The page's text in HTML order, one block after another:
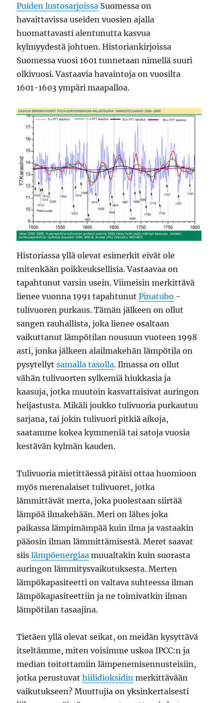
Puiden lustosarjoissa Suomessa on
havaittavissa useiden vuosien ajalla
huomattavasti alentunutta kasvua
kylmyydestä johtuen. Historiankirjoissa
Suomessa vuosi 1601 tunnetaan nimellä suuri
olkivuosi. Vastaavia havaintoja on vuosilta
1601-1603 ympäri maapalloa.
Historiassa yllä olevat esimerkit eivät ole
mitenkään poikkeuksellisia. Vastaavaa on
tapahtunut varsin usein. Viimeisin merkittävä
lienee vuonna 1991 tapahtunutPinatubo -
tulivuoren purkaus. Tämän jälkeen on ollut
sangen rauhallista, joka lienee osaltaan
vaikuttanut lämpötilan nousuun vuoteen 1998
asti, jonka jälkeen alailmakehän lämpötila on
pysytellytsamalla tasolla. Ilmassa on ollut
vähän tulivuorten sylkemiä hiukkasia ja
kaasuja, jotka muutoin kasvattaisivat auringon
heijastusta. Mikäli joukko tulivuoria purkautuu
sarjana, tai jokin tulivuori pitkiä aikoja,
saatamme kokea kymmeniä tai satoja vuosia
kestävän kylmän kauden.
Tulivuoria mietittäessä pitäisi ottaa huomioon
myös merenalaiset tulivuoret, jotka
lämmittävät merta, joka puolestaan siirtää
lämpöä ilmakehään. Meri on lähes joka
paikassa lämpimämpää kuin ilma ja vastaakin
pääosin ilman lämmittämisestä. Meret saavat
siislämpöenergiaa muualtakin kuin suorasta
auringon lämmitysvaikutuksesta. Merten
lämpökapasiteetti on valtava suhteessa ilman
lämpökapasiteettiin ja ne toimivatkin ilman
lämpötilan tasaajina.
Tietäen yllä olevat seikat, on meidän kysyttävä
itseltämme, miten voisimme uskoa IPCC:n ja
median toitottamiin lämpenemisennusteisiin,
jotka perustuvathiilidioksidin merkittävään
vaikutukseen? Muuttujia on yksinkertaisesti